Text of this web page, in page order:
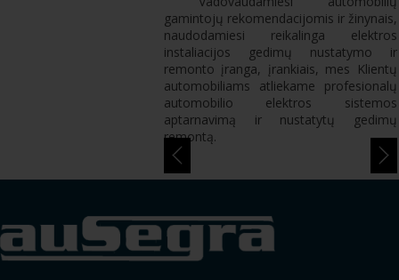
gamintojų rekomendacijomis ir žinynais,
naudodamiesi reikalinga elektros
instaliacijos gedimų nustatymo ir
remonto įranga, įrankiais, mes Klientų
automobiliams atliekame profesionalų
automobilio elektros sistemos
aptarnavimą ir nustatytų gedimų
remontą.